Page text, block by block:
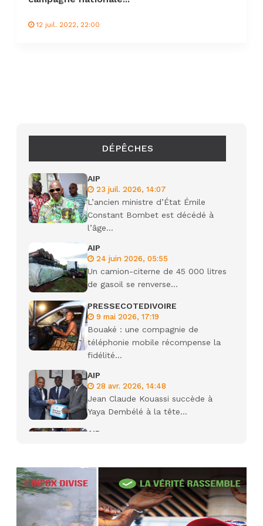
12 juil. 2022, 22:00
DÉPÊCHES
AIP
23 juil. 2026, 14:07
L’ancien ministre d’État Émile
Constant Bombet est décédé à
l’âge...
AIP
24 juin 2026, 05:55
Un camion-citerne de 45 000 litres
de gasoil se renverse...
PRESSECOTEDIVOIRE
9 mai 2026, 17:19
Bouaké : une compagnie de
téléphonie mobile récompense la
fidélité...
AIP
28 avr. 2026, 14:48
Jean Claude Kouassi succède à
Yaya Dembélé à la tête...
AIP
Camara tué lors d’attaques...
22 avr. 2026, 16:41
Des bureaux ravagés dans un